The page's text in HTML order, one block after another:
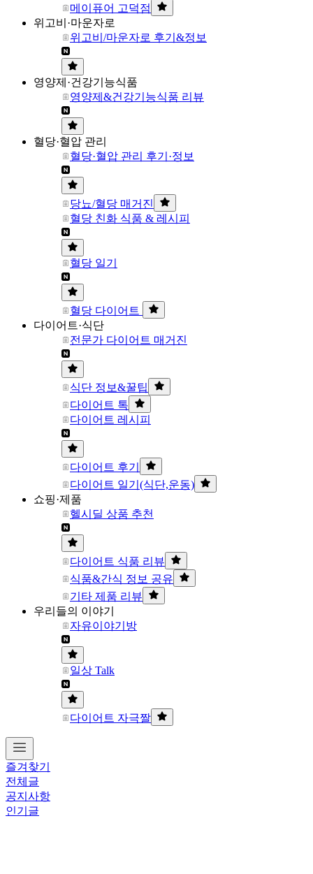
메이퓨어 고덕점
위고비·마운자로
위고비/마운자로 후기&정보
영양제·건강기능식품
영양제&건강기능식품 리뷰
혈당·혈압 관리
혈당·혈압 관리 후기·정보
당뇨/혈당 매거진
혈당 친화 식품 & 레시피
혈당 일기
혈당 다이어트
다이어트·식단
전문가 다이어트 매거진
식단 정보&꿀팁
다이어트 톡
다이어트 레시피
다이어트 후기
다이어트 일기(식단,운동)
쇼핑·제품
헬시딜 상품 추천
다이어트 식품 리뷰
식품&간식 정보 공유
기타 제품 리뷰
우리들의 이야기
자유이야기방
일상 Talk
다이어트 자극짤
즐겨찾기
전체글
공지사항
인기글